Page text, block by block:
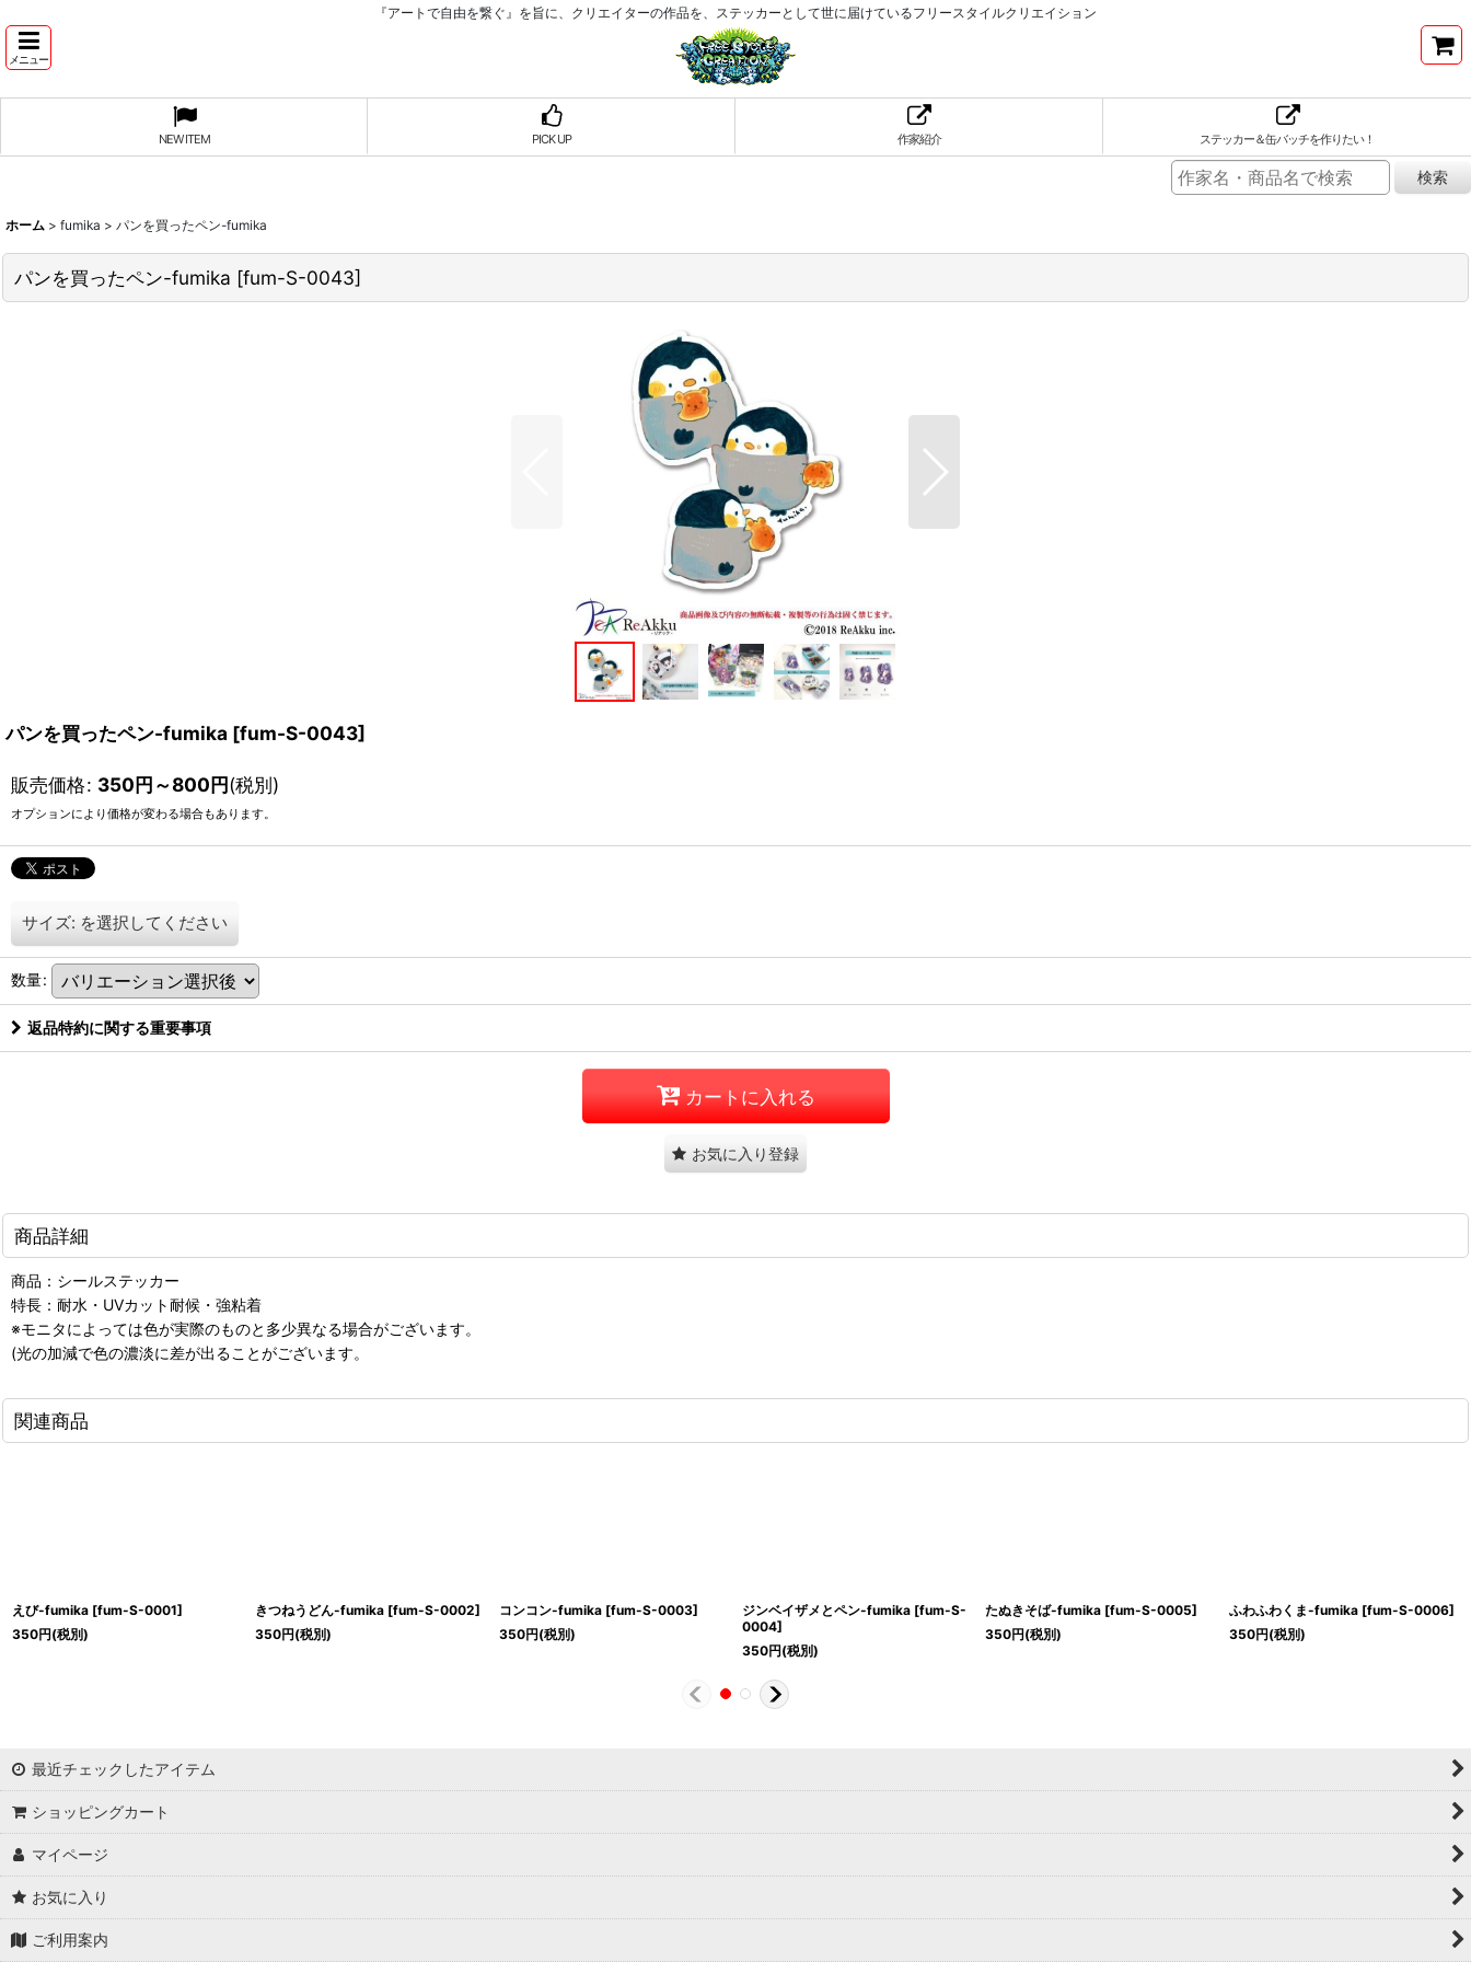
『アートで自由を繋ぐ』を旨に、クリエイターの作品を、ステッカーとして世に届けているフリースタイルクリエイション
メニュー
NEW ITEM PICK UP 作家紹介 ステッカー＆缶バッチを作りたい！
ホーム > fumika > パンを買ったペン-fumika
パンを買ったペン-fumika [fum-S-0043]
パンを買ったペン-fumika [fum-S-0043]
販売価格: 350円～800円(税別)
オプションにより価格が変わる場合もあります。
サイズ: を選択してください
数量:
返品特約に関する重要事項
カートに入れる
お気に入り登録
商品詳細
商品：シールステッカー
特長：耐水・UVカット耐候・強粘着
※モニタによっては色が実際のものと多少異なる場合がございます。
(光の加減で色の濃淡に差が出ることがございます。
関連商品
えび-fumika [fum-S-0001]
350円(税別)
きつねうどん-fumika [fum-S-0002]
350円(税別)
コンコン-fumika [fum-S-0003]
350円(税別)
ジンベイザメとペン-fumika [fum-S-
0004]
350円(税別)
たぬきそば-fumika [fum-S-0005]
350円(税別)
ふわふわくま-fumika [fum-S-0006]
350円(税別)
最近チェックしたアイテム
ショッピングカート
マイページ
お気に入り
ご利用案内